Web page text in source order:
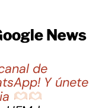
de
Y únete